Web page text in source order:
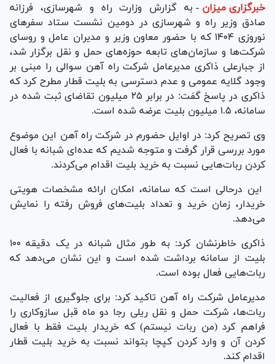
خبرگزاری میزان - به گزارش وزارت راه و شهرسازی، فرزانه
صادق وزیر راه و شهرسازی در دومین نشست ستاد سفر‌های
نوروزی ۱۴۰۴ که با حضور معاون وزیر و مدیران عامل و روسای
شرکت‌ها و سازمان‌های تابعه حوزه‌های حمل و نقل برگزار شد،
از جبارعلی ذاکری مدیرعامل شرکت راه آهن سوالی را مبنی بر
وجود گلایه عمومی و عدم دسترسی به بلیت قطار مطرح کرد که
ذاکری در پاسخ گفت: در برابر ۲۵ میلیون تقاضای ثبت شده در
سامانه، ۱.۵ میلیون بلیت عرضه شده است.
وی تصریح کرد: در اوایل حضورم در شرکت راه آهن این موضوع
مورد بررسی قرار گرفت و متوجه شدیم که عده‌ای شبانه با فعال
کردن ربات‌هایی نسبت به خرید بلیت اقدام می‌کردند.
این درحالی است که سامانه، امکان ارائه مشخصات هویتی
خریدار، زمان خرید و تعداد بلیت‌های فروش رفته را نمایش
می‌دهد.
ذاکری خاطرنشان کرد: به طور مثال شبانه در یک دقیقه ۱۰۰
بلیت از سامانه برداشت شده است و این نشان می‌دهد که
ربات‌هایی فعال بوده است.
مدیرعامل شرکت راه آهن تاکید کرد: برای جلوگیری از فعالیت
ربات‌ها، شرکت حمل و نقل ریلی رجا دو ماه قبل سازوکاری را
فراهم کرد (من ربات نیستم) که خریدار بلیت فقط با فعال
کردن آن و وارد کردن کپچا بتواند نسبت به خرید بلیت قطار
اقدام کند.